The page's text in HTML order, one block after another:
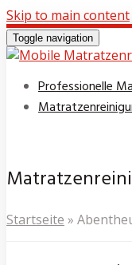
Skip to main content
Toggle navigation
Professionelle
Startseite »